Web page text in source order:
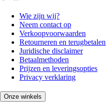
Wie zijn wij?
Neem contact op
Verkoopvoorwaarden
Retourneren en terugbetalen
Juridische disclaimer
Betaalmethoden
Prijzen en leveringsopties
Privacy verklaring
Onze winkels